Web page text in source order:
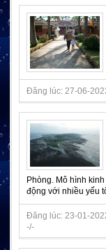
Đăng lúc: 27-06-
Phòng. Mô hình
động với nhiều yếu
Đăng lúc: 23-01-
-/-